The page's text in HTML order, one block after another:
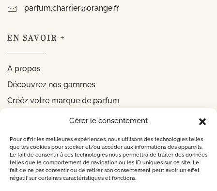
Gérer le consentement
Pour offrir les meilleures expériences, nous utilisons des technologies telles
que les cookies pour stocker et/ou accéder aux informations des appareils.
Le fait de consentir à ces technologies nous permettra de traiter des données
telles que le comportement de navigation ou les ID uniques sur ce site. Le
fait de ne pas consentir ou de retirer son consentement peut avoir un effet
négatif sur certaines caractéristiques et fonctions.
parfum.charrier@orange.fr
EN SAVOIR +
A propos
Découvrez nos gammes
Crééz votre marque de parfum
Mentions légales
Politique de confidentialité